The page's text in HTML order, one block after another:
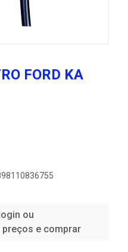
FORD KA
ou
e comprar